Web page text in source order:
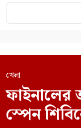
খেলা
ফাইনালের
স্পেন